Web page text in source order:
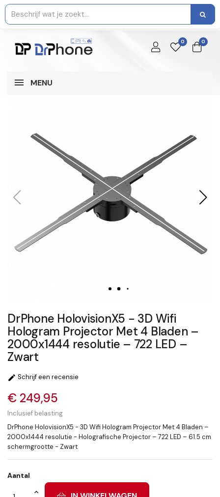
0 0
MENU
DrPhone HolovisionX5 - 3D Wifi
Hologram Projector Met 4 Bladen –
2000x1444 resolutie – 722 LED –
Zwart
 Schrijf een recensie
€ 249,95
Inclusief belasting
DrPhone HolovisionX5 - 3D Wifi Hologram Projector Met 4 Bladen –
2000x1444 resolutie - Holografische Projector – 722 LED – 61.5 cm
schermgrootte - Zwart
Aantal